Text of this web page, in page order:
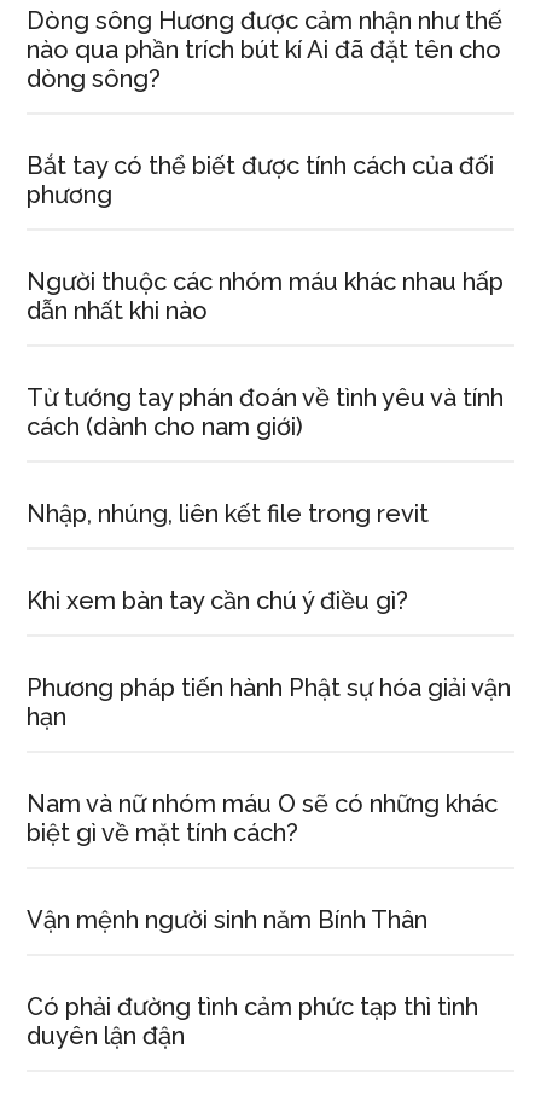
Dòng sông Hương được cảm nhận như thế
nào qua phần trích bút kí Ai đã đặt tên cho
dòng sông?
Bắt tay có thể biết được tính cách của đối
phương
Người thuộc các nhóm máu khác nhau hấp
dẫn nhất khi nào
Từ tướng tay phán đoán về tình yêu và tính
cách (dành cho nam giới)
Nhập, nhúng, liên kết file trong revit
Khi xem bàn tay cần chú ý điều gì?
Phương pháp tiến hành Phật sự hóa giải vận
hạn
Nam và nữ nhóm máu O sẽ có những khác
biệt gì về mặt tính cách?
Vận mệnh người sinh năm Bính Thân
Có phải đường tình cảm phức tạp thì tình
duyên lận đận